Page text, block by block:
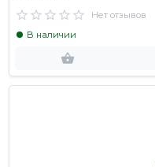
Нет отзывов
В наличии